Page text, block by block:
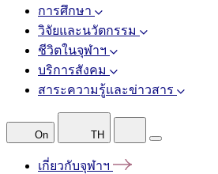
การศึกษา
วิจัยและนวัตกรรม
ชีวิตในจุฬาฯ
บริการสังคม
สาระความรู้และข่าวสาร
On TH
เกี่ยวกับจุฬาฯ